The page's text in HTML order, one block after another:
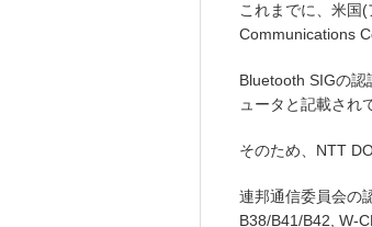
これまでに、米国
Communications
Bluetooth SIGの
ュータと記載され
そのため、NTT
連邦通信委員会の
B38/B41/B42, W-